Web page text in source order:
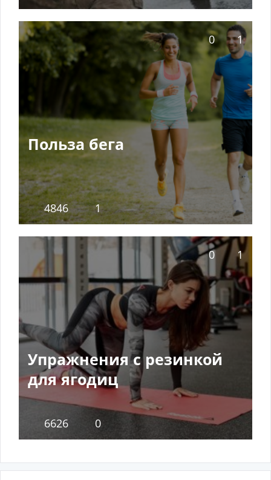
0 1
Польза бега
4846 1
0 1
Упражнения с резинкой
для ягодиц
6626 0